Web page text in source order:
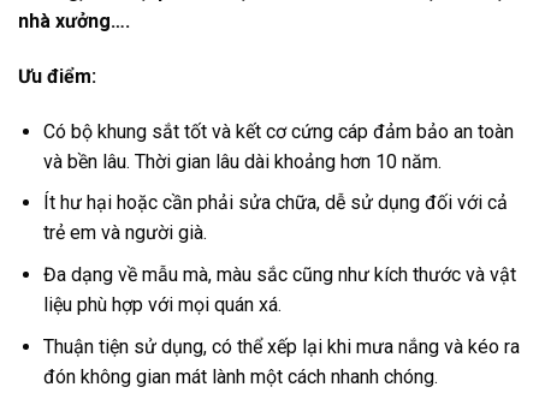
nhà xưởng….
Ưu điểm:
Có bộ khung sắt tốt và kết cơ cứng cáp đảm bảo an toàn
và bền lâu. Thời gian lâu dài khoảng hơn 10 năm.
Ít hư hại hoặc cần phải sửa chữa, dễ sử dụng đối với cả
trẻ em và người già.
Đa dạng về mẫu mà, màu sắc cũng như kích thước và vật
liệu phù hợp với mọi quán xá.
Thuận tiện sử dụng, có thể xếp lại khi mưa nắng và kéo ra
đón không gian mát lành một cách nhanh chóng.